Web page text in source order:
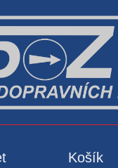
Košík